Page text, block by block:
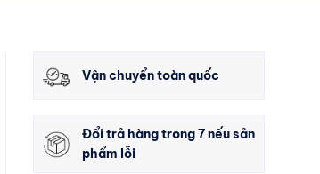
Vận chuyển toàn quốc
Đổi trả hàng trong 7 nếu sản
phẩm lỗi